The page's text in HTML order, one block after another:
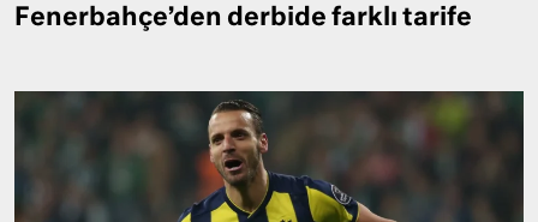
Fenerbahçe’den derbide farklı tarife